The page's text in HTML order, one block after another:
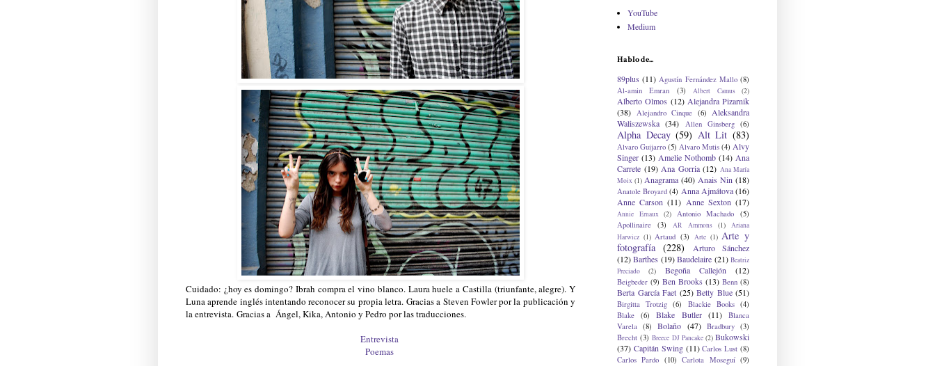
Cuidado: ¿hoy es domingo? Ibrah compra el vino blanco. Laura huele a Castilla (triunfante, alegre). Y
Luna aprende inglés intentando reconocer su propia letra. Gracias a Steven Fowler por la publicación y
la entrevista. Gracias a Ángel, Kika, Antonio y Pedro por las traducciones.
Entrevista
Poemas
YouTube
Medium
Hablo de...
89plus (11) Agustín Fernández Mallo (8)
Al-amin Emran
(3) Albert Camus (2)
Alberto Olmos (12) Alejandra Pizarnik
(38)
Alejandro Cinque (6)
Aleksandra
Waliszewska (34) Allen Ginsberg (6)
Alpha Decay (59) Alt Lit (83)
Alvaro Guijarro (5) Alvaro Mutis (4) Alvy
Singer (13) Amelie Nothomb (14) Ana
Carrete (19) Ana Gorria (12) Ana María
Moix (1) Anagrama (40) Anais Nin (18)
Anatole Broyard (4) Anna Ajmátova (16)
Anne Carson (11) Anne Sexton (17)
Annie Ernaux (2) Antonio Machado
(5)
Apollinaire
(3) AR Ammons (1)
Ariana
Harwicz (1) Artaud (3) Arte (1) Arte y
fotografía (228)
Arturo Sánchez
(12) Barthes (19) Baudelaire (21) Beatriz
Preciado
(2) Begoña Callejón (12)
Beigbeder (9) Ben Brooks (13) Benn (8)
Berta García Faet (25) Betty Blue (51)
Birgitta Trotzig (6) Blackie Books (4)
Blake
(6) Blake Butler (11)
Blanca
Varela
(8) Bolaño (47) Bradbury (3)
Brecht (3) Breece DJ Pancake (2) Bukowski
(37) Capitán Swing (11) Carlos Lust (8)
Carlos Pardo (10) Carlota Moseguí (9)